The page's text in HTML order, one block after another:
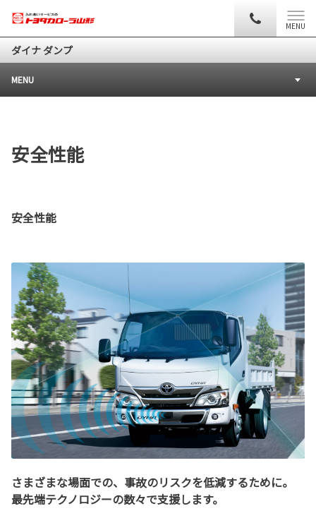
MENU
ダイナ ダンプ
MENU
安全性能
安全性能
さまざまな場面での、事故のリスクを低減するために。
最先端テクノロジーの数々で支援します。